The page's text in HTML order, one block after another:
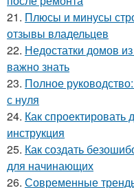
21. Плюсы и минусы
отзывы владельцев
22. Недостатки домов
важно знать
23. Полное
с нуля
24. Как
инструкция
25. Как создать
для начинающих
26. Современные